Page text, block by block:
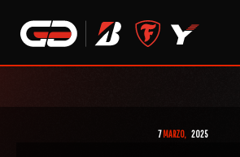
content
7MARZO, 2025